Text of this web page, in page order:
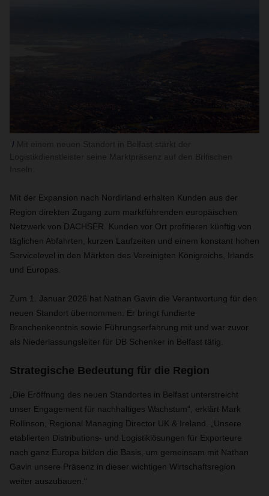
Mit der Expansion nach Nordirland erhalten Kunden aus der
Region direkten Zugang zum marktführenden europäischen
Netzwerk von DACHSER. Kunden vor Ort profitieren künftig von
täglichen Abfahrten, kurzen Laufzeiten und einem konstant hohen
Servicelevel in den Märkten des Vereinigten Königreichs, Irlands
und Europas.
Zum 1. Januar 2026 hat Nathan Gavin die Verantwortung für den
neuen Standort übernommen. Er bringt fundierte
Branchenkenntnis sowie Führungserfahrung mit und war zuvor
als Niederlassungsleiter für DB Schenker in Belfast tätig.
Strategische Bedeutung für die Region
„Die Eröffnung des neuen Standortes in Belfast unterstreicht
unser Engagement für nachhaltiges Wachstum“, erklärt Mark
Rollinson, Regional Managing Director UK & Ireland. „Unsere
etablierten Distributions- und Logistiklösungen für Exporteure
nach ganz Europa bilden die Basis, um gemeinsam mit Nathan
Gavin unsere Präsenz in dieser wichtigen Wirtschaftsregion
weiter auszubauen.“